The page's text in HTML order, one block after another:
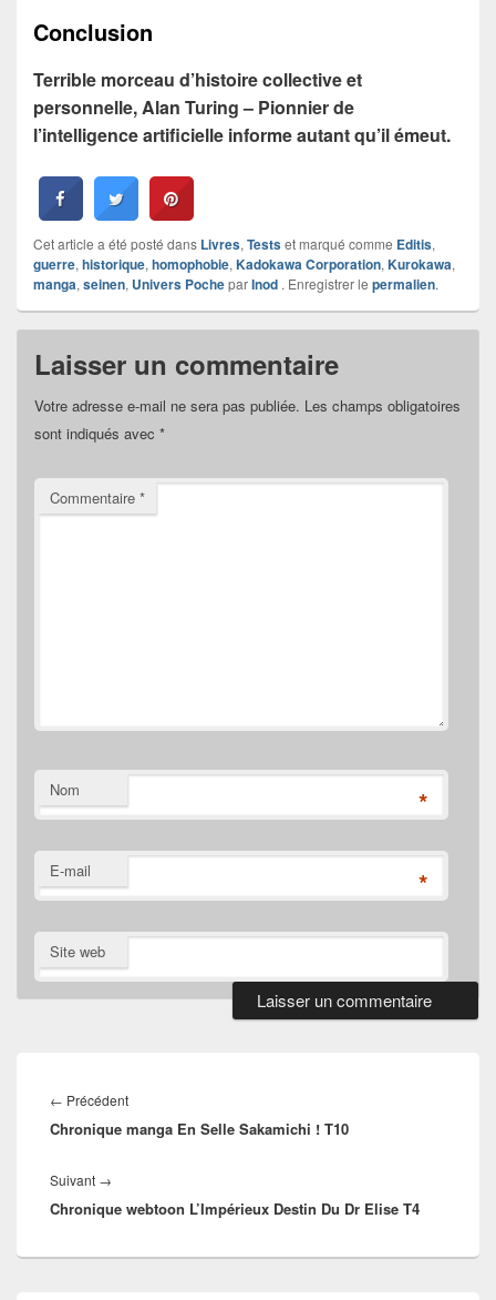
Conclusion
Terrible morceau d’histoire collective et
personnelle, Alan Turing – Pionnier de
l’intelligence artificielle informe autant qu’il émeut.
Cet article a été posté dans Livres, Testset marqué comme Editis,
guerre, historique, homophobie, Kadokawa Corporation, Kurokawa,
manga, seinen, Univers PocheparInod . Enregistrer le permalien.
Laisser un commentaire
Votre adresse e-mail ne sera pas publiée. Les champs obligatoires
sont indiqués avec *
Commentaire *
Nom *
E-mail *
Site web
de
l’article
← PrécédentArticle
précédent :
Chronique manga En Selle Sakamichi ! T10
Suivant →
suivant :
Chronique webtoon L’Impérieux Destin Du Dr Elise T4